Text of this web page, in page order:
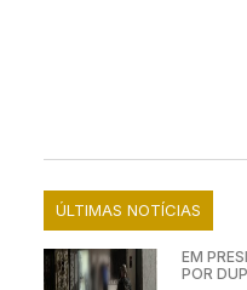
ÚLTIMAS NOTÍCIAS
EM
POR